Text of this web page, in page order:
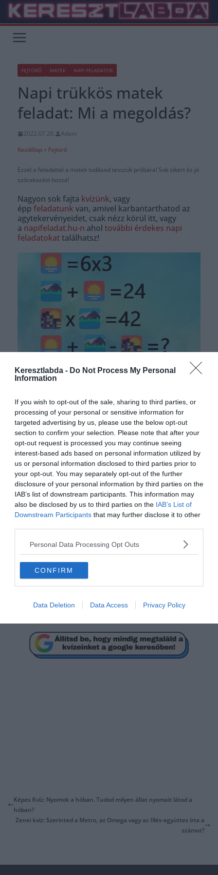
Keresztlabda - Do Not Process My Personal
Information
If you wish to opt-out of the sale, sharing to third parties, or
processing of your personal or sensitive information for
targeted advertising by us, please use the below opt-out
section to confirm your selection. Please note that after your
opt-out request is processed you may continue seeing
interest-based ads based on personal information utilized by
us or personal information disclosed to third parties prior to
your opt-out. You may separately opt-out of the further
disclosure of your personal information by third parties on the
IAB’s list of downstream participants. This information may
also be disclosed by us to third parties on the IAB’s List of
Downstream Participants that may further disclose it to other
Personal Data Processing Opt Outs
CONFIRM
Data Deletion Data Access Privacy Policy
Skip
content
FEJTÖRŐ MATEK NAPI FELADATOK
Napi trükkös matek
feladat: Mi a megoldás?
2022.07.20.
Adam
Kezdőlap » Fejtörő
Ezzel a feladattal a matek tudásod tesszük próbára! Sok sikert és jó
szórakozást hozzá!
Nagyon sok fajta kvízünk, vagy
épp feladatunk van, amivel karbantarthatod az
agytekervényeidet, csak nézz körül itt, vagy
a napifeladat.hu-n ahol további érdekes napi
feladatokattalálhatsz!
Mi a megoldás?
17
18
12
Képes Kvíz: Nyomok a hóban. Tudod milyen állat nyomait látod a
hóban?
Zenei kvíz: Szerinted a Metro, az Omega vagy az Illés-együttes írta a
számot?